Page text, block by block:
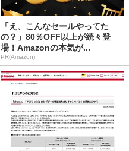
「え、こんなセールやってた
の？」80％OFF以上が続々登
場！Amazonの本気が...
PR(Amazon)